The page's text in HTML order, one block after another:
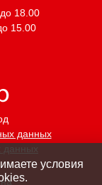
данных
данных
18.00
15.00
условия